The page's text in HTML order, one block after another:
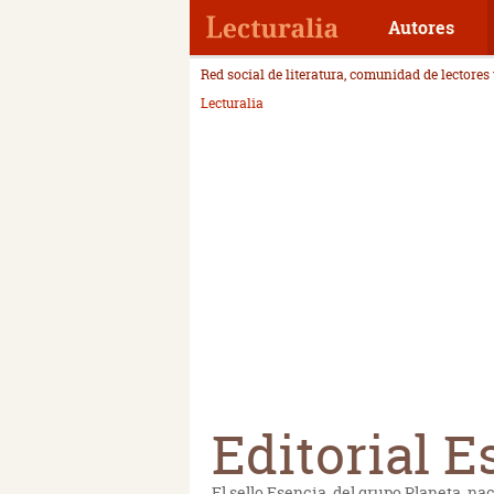
Autores
Red social de literatura, comunidad de
Lecturalia
Editorial